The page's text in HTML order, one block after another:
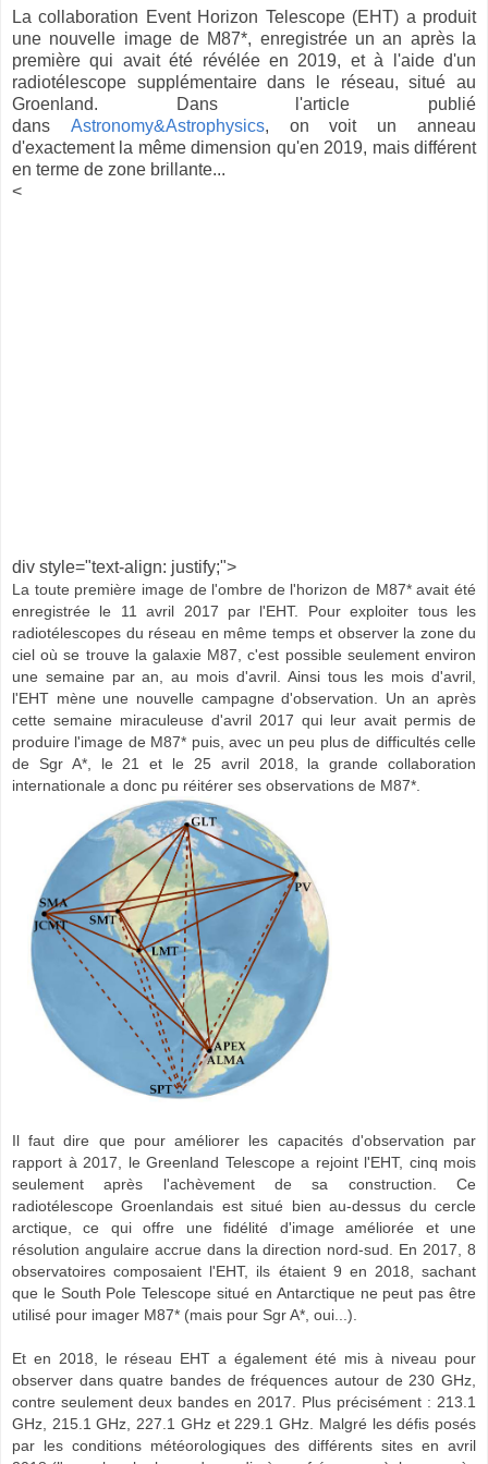
La collaboration Event Horizon Telescope (EHT) a produit
une nouvelle image de M87*, enregistrée un an après la
première qui avait été révélée en 2019, et à l'aide d'un
radiotélescope supplémentaire dans le réseau, situé au
Groenland. Dans l'article publié
dans Astronomy&Astrophysics, on voit un anneau
d'exactement la même dimension qu'en 2019, mais différent
en terme de zone brillante...
<
div style="text-align: justify;">
La toute première image de l'ombre de l'horizon de M87* avait été
enregistrée le 11 avril 2017 par l'EHT. Pour exploiter tous les
radiotélescopes du réseau en même temps et observer la zone du
ciel où se trouve la galaxie M87, c'est possible seulement environ
une semaine par an, au mois d'avril. Ainsi tous les mois d'avril,
l'EHT mène une nouvelle campagne d'observation. Un an après
cette semaine miraculeuse d'avril 2017 qui leur avait permis de
produire l'image de M87* puis, avec un peu plus de difficultés celle
de Sgr A*, le 21 et le 25 avril 2018, la grande collaboration
internationale a donc pu réitérer ses observations de M87*.
Il faut dire que pour améliorer les capacités d'observation par
rapport à 2017, le Greenland Telescope a rejoint l'EHT, cinq mois
seulement après l'achèvement de sa construction. Ce
radiotélescope Groenlandais est situé bien au-dessus du cercle
arctique, ce qui offre une fidélité d'image améliorée et une
résolution angulaire accrue dans la direction nord-sud. En 2017, 8
observatoires composaient l'EHT, ils étaient 9 en 2018, sachant
que le South Pole Telescope situé en Antarctique ne peut pas être
utilisé pour imager M87* (mais pour Sgr A*, oui...).
Et en 2018, le réseau EHT a également été mis à niveau pour
observer dans quatre bandes de fréquences autour de 230 GHz,
contre seulement deux bandes en 2017. Plus précisément : 213.1
GHz, 215.1 GHz, 227.1 GHz et 229.1 GHz. Malgré les défis posés
par les conditions météorologiques des différents sites en avril